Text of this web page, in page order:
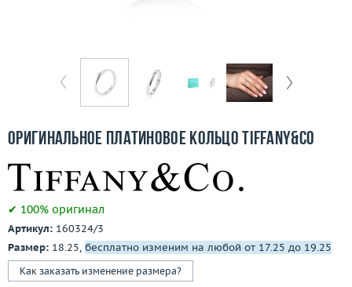
О компании
3D-тур по шоуруму
Оригинальное платиновое кольцо Tiffany&Co
✔ 100% оригинал
Артикул: 160324/3
Размер: 18.25, бесплатно изменим на любой от 17.25 до 19.25
Как заказать изменение размера?